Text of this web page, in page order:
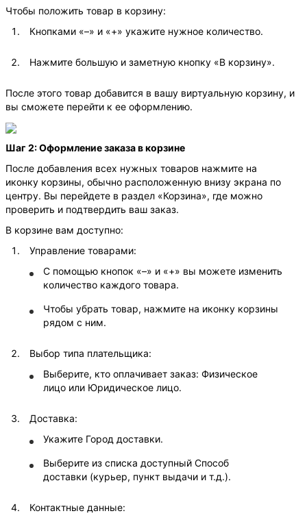
Чтобы положить товар в корзину:
Кнопками «–» и «+» укажите нужное количество.
Нажмите большую и заметную кнопку «В корзину».
После этого товар добавится в вашу виртуальную корзину, и
вы сможете перейти к ее оформлению.
Шаг 2: Оформление заказа в корзине
После добавления всех нужных товаров нажмите на
иконку корзины, обычно расположенную внизу экрана по
центру. Вы перейдете в раздел «Корзина», где можно
проверить и подтвердить ваш заказ.
В корзине вам доступно:
Управление товарами:
С помощью кнопок «–» и «+» вы можете изменить
количество каждого товара.
Чтобы убрать товар, нажмите на иконку корзины
рядом с ним.
Выбор типа плательщика:
Выберите, кто оплачивает заказ: Физическое
лицо или Юридическое лицо.
Доставка:
Укажите Город доставки.
Выберите из списка доступный Способ
доставки (курьер, пункт выдачи и т.д.).
Контактные данные: